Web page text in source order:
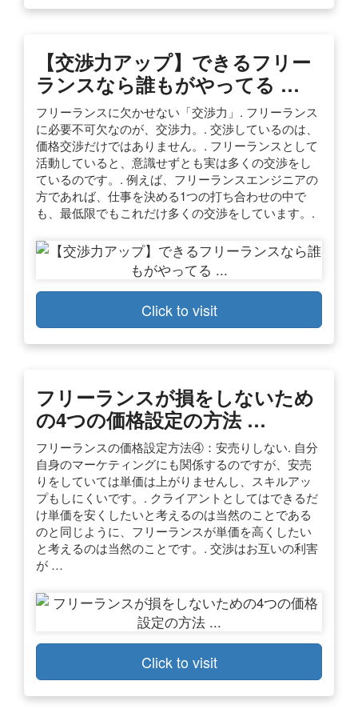
【交渉力アップ】できるフリー
ランスなら誰もがやってる …
フリーランスに欠かせない「交渉力」. フリーランス
に必要不可欠なのが、交渉力。. 交渉しているのは、
価格交渉だけではありません。. フリーランスとして
活動していると、意識せずとも実は多くの交渉をし
ているのです。. 例えば、フリーランスエンジニアの
方であれば、仕事を決める1つの打ち合わせの中で
も、最低限でもこれだけ多くの交渉をしています。.
Click to visit
フリーランスが損をしないため
の4つの価格設定の方法 …
フリーランスの価格設定方法④：安売りしない. 自分
自身のマーケティングにも関係するのですが、安売
りをしていては単価は上がりませんし、スキルアッ
プもしにくいです。. クライアントとしてはできるだ
け単価を安くしたいと考えるのは当然のことである
のと同じように、フリーランスが単価を高くしたい
と考えるのは当然のことです。. 交渉はお互いの利害
が …
Click to visit